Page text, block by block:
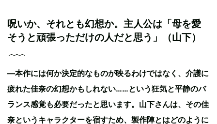
呪いか、それとも幻想か。主人公は「母を愛
そうと頑張っただけの人だと思う」（山下）
—本作には何か決定的なものが映るわけではなく、介護に
疲れた佳奈の幻想かもしれない……という狂気と平静のバ
ランス感覚も必要だったと思います。山下さんは、その佳
奈というキャラクターを宿すため、製作陣とはどのように